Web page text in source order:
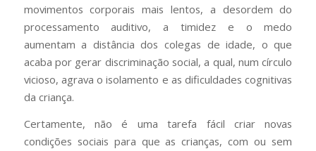
movimentos corporais mais lentos, a desordem do
processamento auditivo, a timidez e o medo
aumentam a distância dos colegas de idade, o que
acaba por gerar discriminação social, a qual, num círculo
vicioso, agrava o isolamento e as dificuldades cognitivas
da criança.
Certamente, não é uma tarefa fácil criar novas
condições sociais para que as crianças, com ou sem